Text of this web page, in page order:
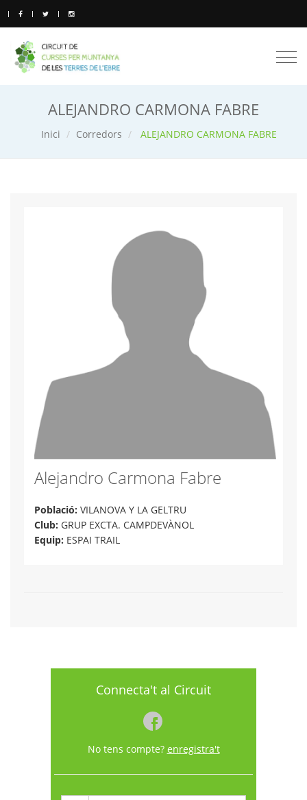
ALEJANDRO CARMONA FABRE
Inici Corredors ALEJANDRO CARMONA FABRE
Alejandro Carmona Fabre
Població: VILANOVA Y LA GELTRU
Club: GRUP EXCTA. CAMPDEVÀNOL
Equip: ESPAI TRAIL
Connecta't al Circuit
No tens compte? enregistra't